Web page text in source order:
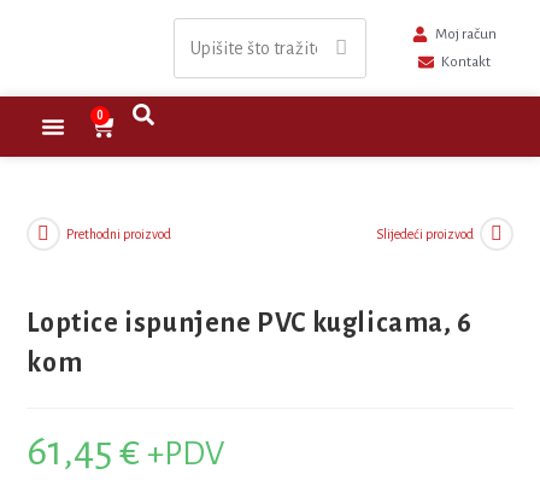
Moj račun
Kontakt
0
Prethodni proizvod Slijedeći proizvod
Loptice ispunjene PVC kuglicama, 6
kom
61,45€ +PDV